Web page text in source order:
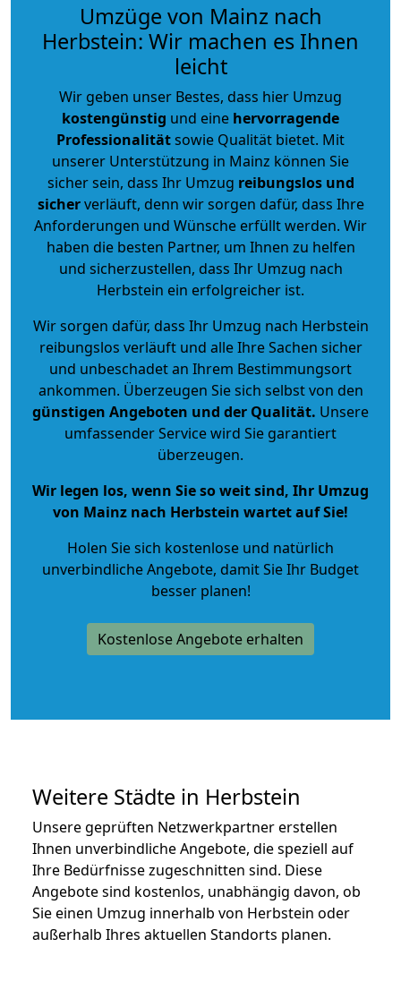
Umzüge von Mainz nach
Herbstein: Wir machen es Ihnen
leicht
Wir geben unser Bestes, dass hier Umzug
kostengünstig und eine hervorragende
Professionalitätsowie Qualität bietet. Mit
unserer Unterstützung in Mainz können Sie
sicher sein, dass Ihr Umzug reibungslos und
sicherverläuft, denn wir sorgen dafür, dass Ihre
Anforderungen und Wünsche erfüllt werden. Wir
haben die besten Partner, um Ihnen zu helfen
und sicherzustellen, dass Ihr Umzug nach
Herbstein ein erfolgreicher ist.
Wir sorgen dafür, dass Ihr Umzug nach Herbstein
reibungslos verläuft und alle Ihre Sachen sicher
und unbeschadet an Ihrem Bestimmungsort
ankommen. Überzeugen Sie sich selbst von den
günstigen Angeboten und der Qualität. Unsere
umfassender Service wird Sie garantiert
überzeugen.
Wir legen los, wenn Sie so weit sind, Ihr Umzug
von Mainz nach Herbstein wartet auf Sie!
Holen Sie sich kostenlose und natürlich
unverbindliche Angebote, damit Sie Ihr Budget
besser planen!
Kostenlose Angebote erhalten
Weitere Städte in Herbstein
Unsere geprüften Netzwerkpartner erstellen
Ihnen unverbindliche Angebote, die speziell auf
Ihre Bedürfnisse zugeschnitten sind. Diese
Angebote sind kostenlos, unabhängig davon, ob
Sie einen Umzug innerhalb von Herbstein oder
außerhalb Ihres aktuellen Standorts planen.